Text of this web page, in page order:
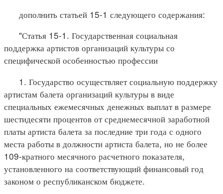
дополнить статьей 15-1 следующего содержания:
"Статья 15-1. Государственная социальная
поддержка артистов организаций культуры со
специфической особенностью профессии
1. Государство осуществляет социальную поддержку
артистам балета организаций культуры в виде
специальных ежемесячных денежных выплат в размере
шестидесяти процентов от среднемесячной заработной
платы артиста балета за последние три года с одного
места работы в должности артиста балета, но не более
109-кратного месячного расчетного показателя,
установленного на соответствующий финансовый год
законом о республиканском бюджете.